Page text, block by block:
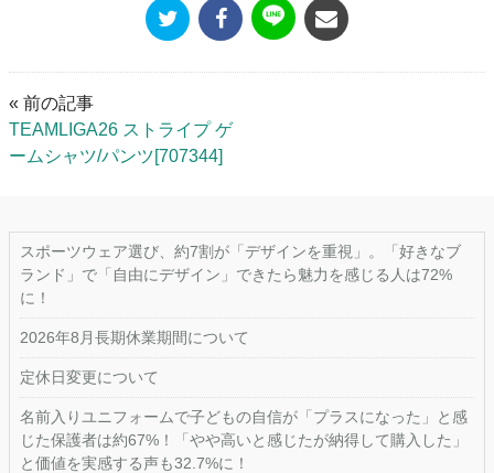
« 前の記事
TEAMLIGA26 ストライプ ゲ
ームシャツ/パンツ[707344]
スポーツウェア選び、約7割が「デザインを重視」。「好きなブ
ランド」で「自由にデザイン」できたら魅力を感じる人は72%
に！
2026年8月長期休業期間について
定休日変更について
名前入りユニフォームで子どもの自信が「プラスになった」と感
じた保護者は約67%！「やや高いと感じたが納得して購入した」
と価値を実感する声も32.7%に！